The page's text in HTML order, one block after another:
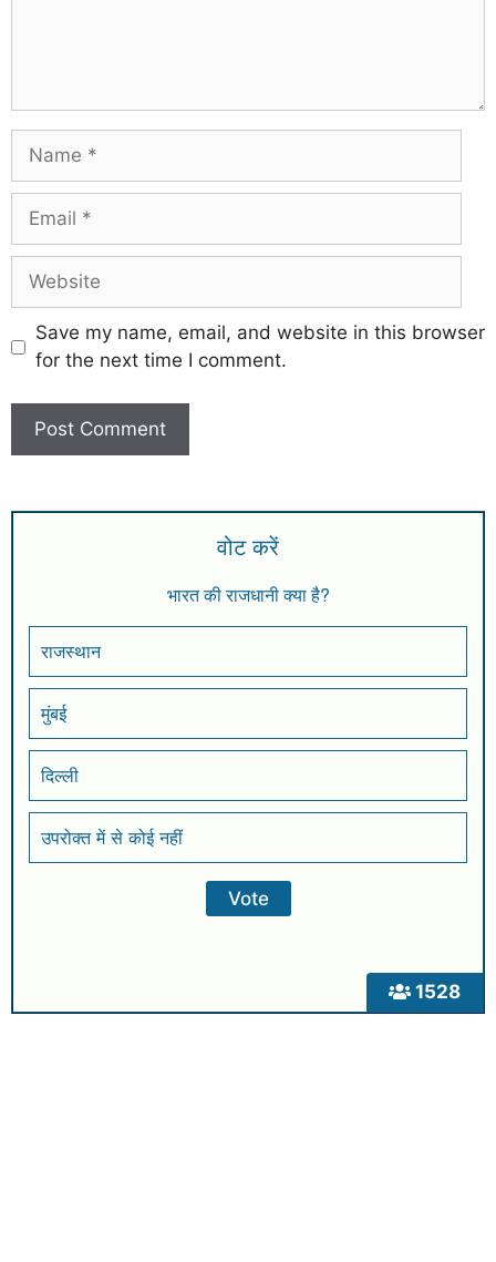
Save my name, email, and website in this browser
for the next time I comment.
1528
वोट करें
भारत की राजधानी क्या है?
राजस्थान
मुंबई
दिल्ली
उपरोक्त में से कोई नहीं